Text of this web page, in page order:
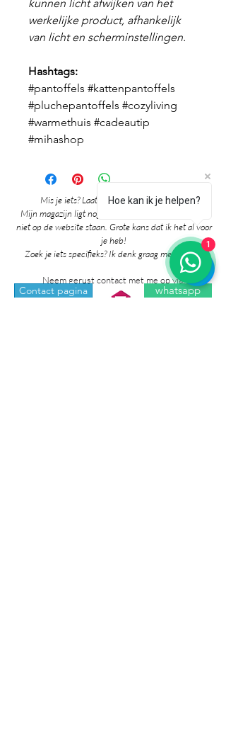
kunnen licht afwijken van het
werkelijke product, afhankelijk
van licht en scherminstellingen.
Hashtags:
#pantoffels #kattenpantoffels
#pluchepantoffels #cozyliving
#warmethuis #cadeautip
#mihashop
Mis je iets? Laat het me vooral weten! 🎉
Mijn magazijn ligt nog vol mooie producten die nog
niet op de website staan. Grote kans dat ik het al voor
je heb!
Zoek je iets specifieks? Ik denk graag met je mee!
Neem gerust contact met me op via:
Contact pagina whatsapp
Hoe kan ik je helpen?
1